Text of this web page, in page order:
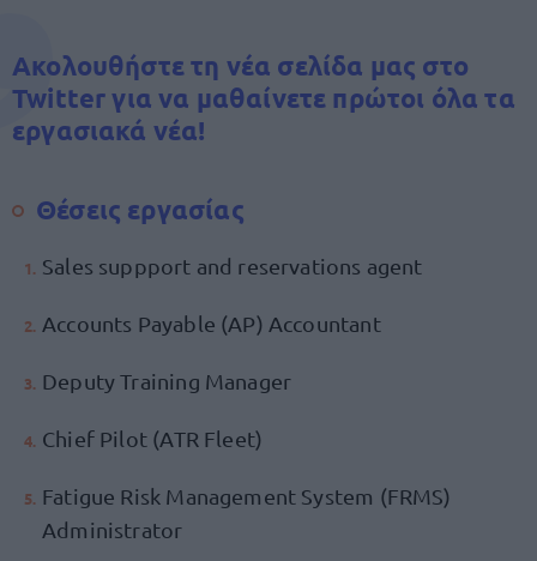
Ακολουθήστε τη νέα σελίδα μας στο
Twitter για να μαθαίνετε πρώτοι όλα τα
εργασιακά νέα!
Θέσεις εργασίας
Sales suppport and reservations agent
Accounts Payable (AP) Accountant
Deputy Training Manager
Chief Pilot (ATR Fleet)
Fatigue Risk Management System (FRMS)
Administrator